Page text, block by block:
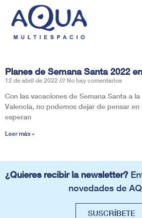
Planes de Semana Santa 2022
12 de abril de 2022 No hay comentarios
Con las vacaciones de Semana Santa a
Valencia, no podemos dejar de pensar en
esperan
Leer más »
¿Quieres recibir la newsletter?
novedades de
SUSCRÍBETE